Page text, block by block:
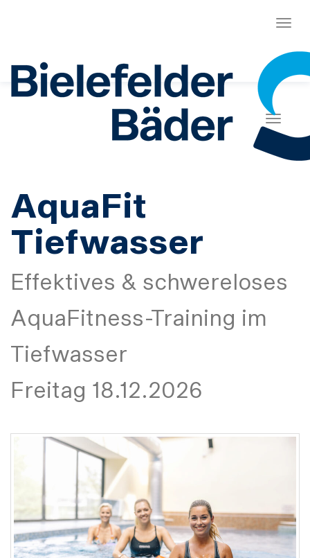
AquaFit
Tiefwasser
Effektives & schwereloses
AquaFitness-Training im
Tiefwasser
Freitag 18.12.2026